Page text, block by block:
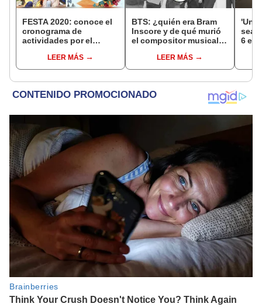
FESTA 2020: conoce el
cronograma de
actividades por el
LEER MÁS
BTS: ¿quién era Bram
Inscore y de qué murió
el compositor musical
LEER MÁS
6 en